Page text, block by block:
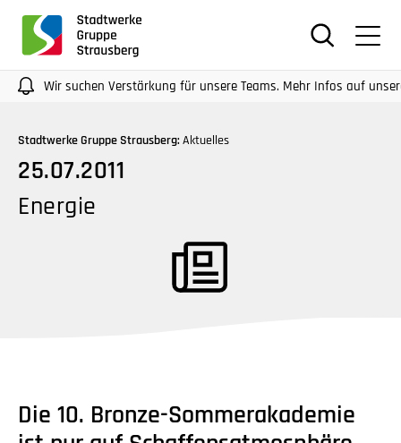
Screenreader
oder
Navigation
Tabulatorentaste:
Überspringen
der
Hauptnavigation
Wir suchen Verstärkung für unsere Teams. Mehr Infos auf unseren
Stadtwerke Gruppe Strausberg: Aktuelles
25.07.2011
Energie
Die 10. Bronze-Sommerakademie